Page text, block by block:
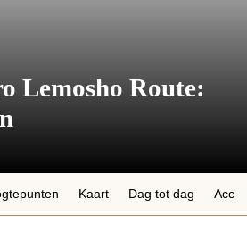
Lemosho Route:
Kaart Dag tot dag